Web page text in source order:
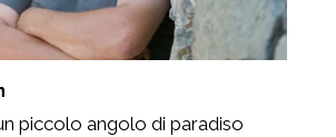
piccolo angolo di paradiso